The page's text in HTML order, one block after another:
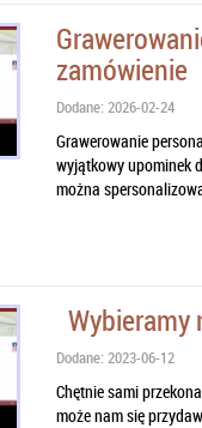
zamówienie
Dodane: 2026-02-24
Grawerowanie
wyjątkowy upominek
można
Wybieramy
Dodane: 2023-06-12
Chętnie sami
może nam się